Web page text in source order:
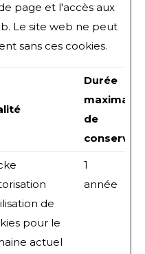
page et l'accès aux
Le site web ne peut
sans ces cookies.
Durée
maximale
de
de
pour le
actuel
1
année